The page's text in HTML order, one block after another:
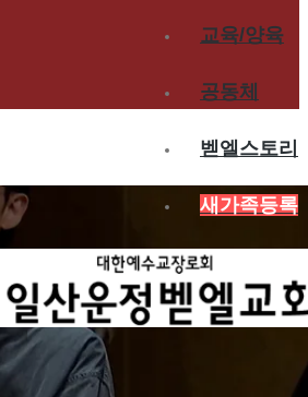
교육/양육
공동체
벧엘스토리
새가족등록